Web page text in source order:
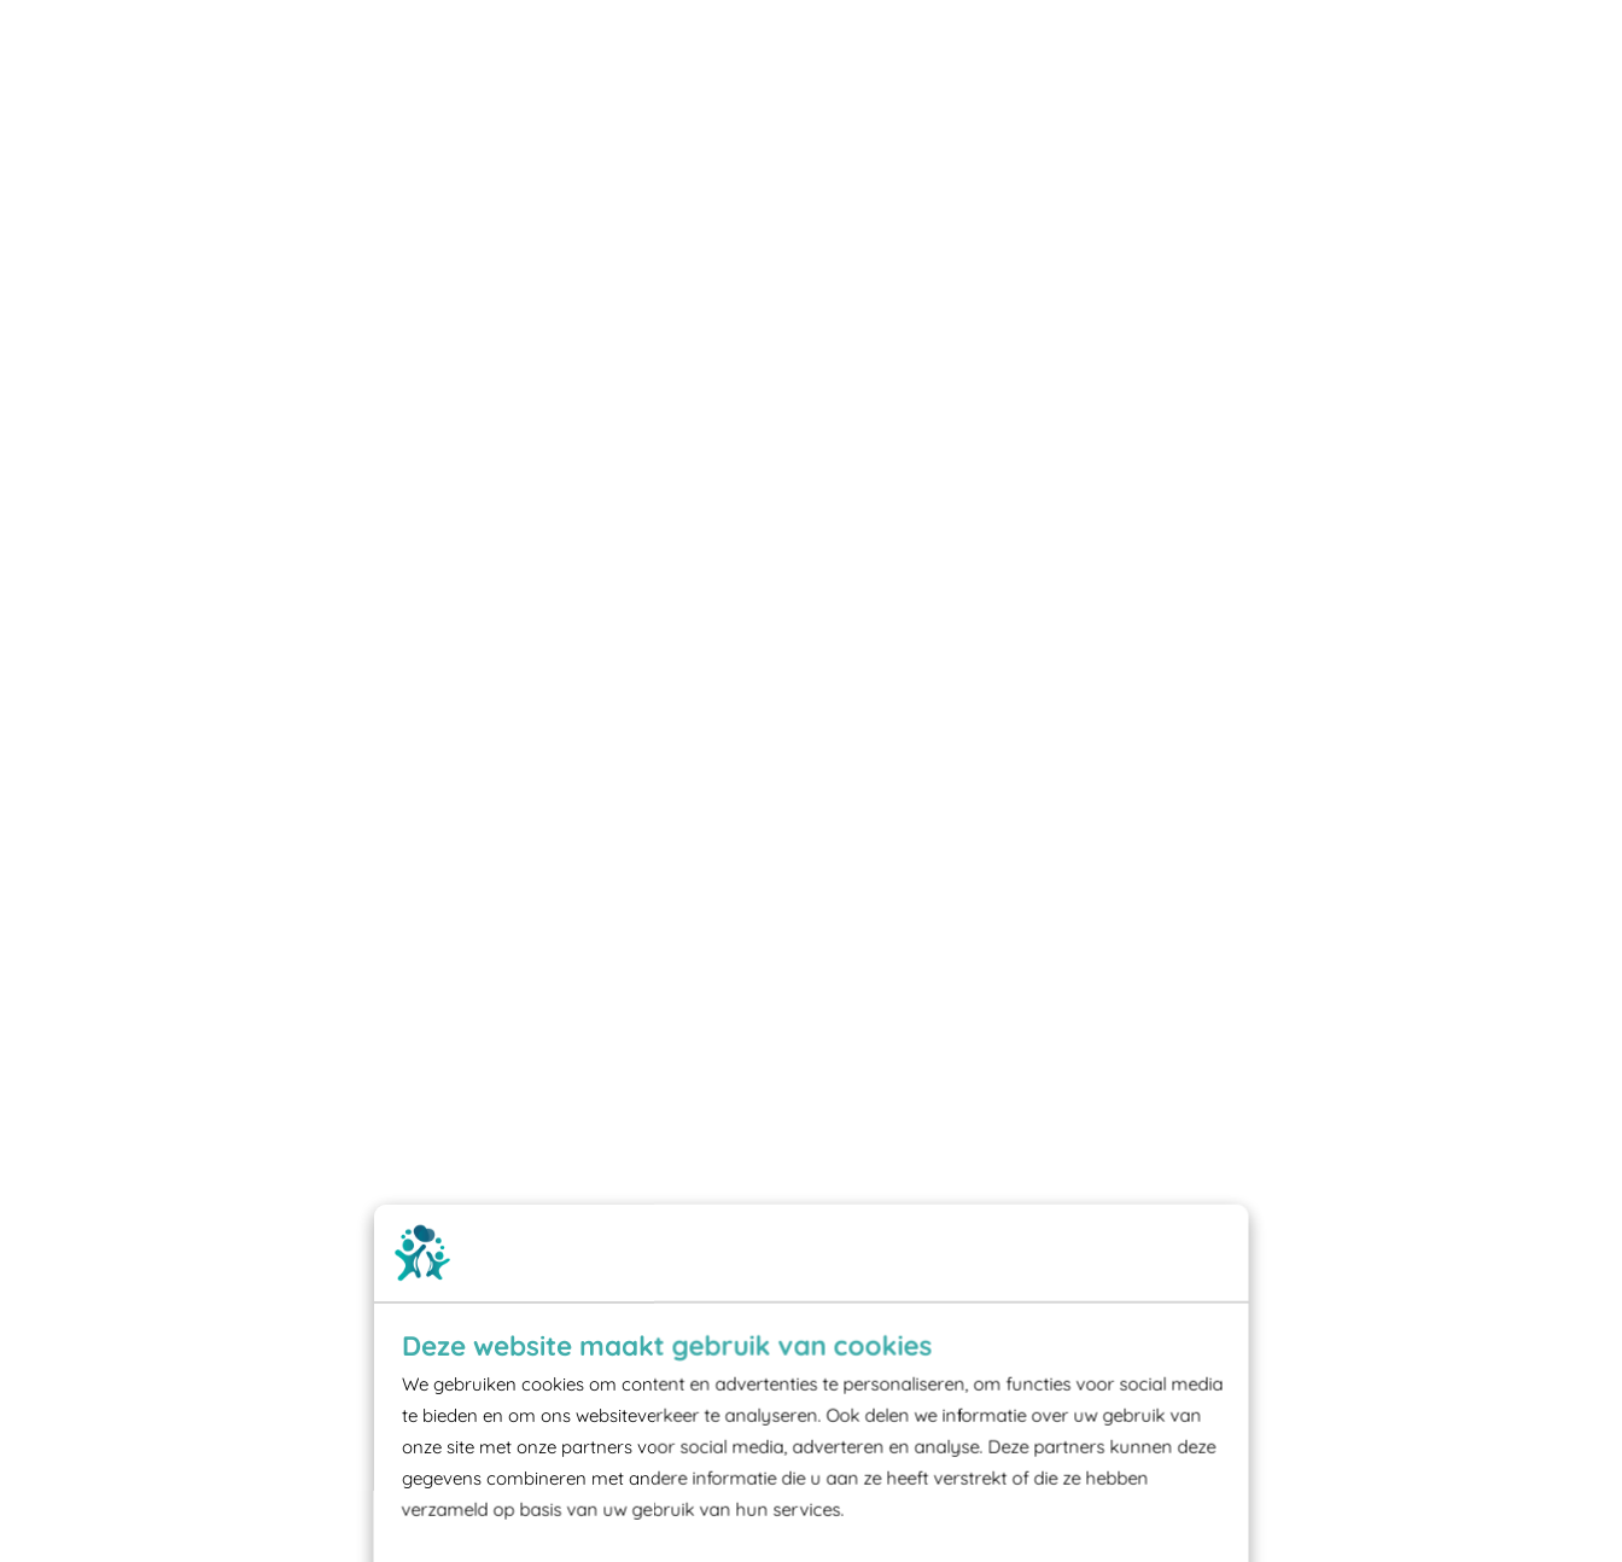
Deze website maakt gebruik van cookies
We gebruiken cookies om content en advertenties te personaliseren, om functies voor social media
te bieden en om ons websiteverkeer te analyseren. Ook delen we informatie over uw gebruik van
onze site met onze partners voor social media, adverteren en analyse. Deze partners kunnen deze
gegevens combineren met andere informatie die u aan ze heeft verstrekt of die ze hebben
verzameld op basis van uw gebruik van hun services.